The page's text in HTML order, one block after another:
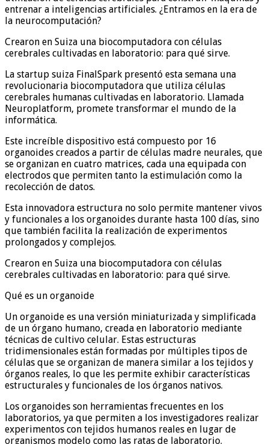
entrenar a inteligencias artificiales. ¿Entramos en la era de
la neurocomputación?
Crearon en Suiza una biocomputadora con células
cerebrales cultivadas en laboratorio: para qué sirve.
La startup suiza FinalSpark presentó esta semana una
revolucionaria biocomputadora que utiliza células
cerebrales humanas cultivadas en laboratorio. Llamada
Neuroplatform, promete transformar el mundo de la
informática.
Este increíble dispositivo está compuesto por 16
organoides creados a partir de células madre neurales, que
se organizan en cuatro matrices, cada una equipada con
electrodos que permiten tanto la estimulación como la
recolección de datos.
Esta innovadora estructura no solo permite mantener vivos
y funcionales a los organoides durante hasta 100 días, sino
que también facilita la realización de experimentos
prolongados y complejos.
Crearon en Suiza una biocomputadora con células
cerebrales cultivadas en laboratorio: para qué sirve.
Qué es un organoide
Un organoide es una versión miniaturizada y simplificada
de un órgano humano, creada en laboratorio mediante
técnicas de cultivo celular. Estas estructuras
tridimensionales están formadas por múltiples tipos de
células que se organizan de manera similar a los tejidos y
órganos reales, lo que les permite exhibir características
estructurales y funcionales de los órganos nativos.
Los organoides son herramientas frecuentes en los
laboratorios, ya que permiten a los investigadores realizar
experimentos con tejidos humanos reales en lugar de
organismos modelo como las ratas de laboratorio.